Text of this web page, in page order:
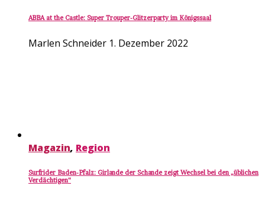
ABBA at the Castle: Super Trouper-Glitzerparty im Königssaal
Marlen Schneider 1. Dezember 2022
Magazin, Region
Surfrider Baden-Pfalz: Girlande der Schande zeigt Wechsel bei den „üblichen
Verdächtigen“